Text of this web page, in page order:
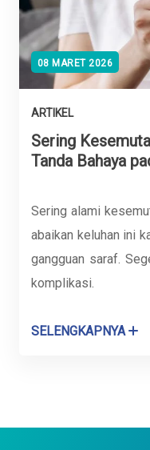
08 MARET 2026
ARTIKEL
Sering
Tanda Bahaya
Sering alami
abaikan keluhan ini
gangguan saraf.
komplikasi.
SELENGKAPNYA